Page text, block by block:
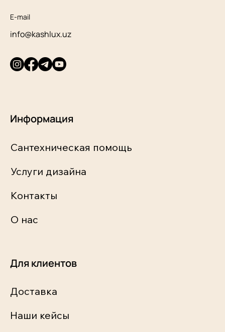
E-mail
info@kashlux.uz
Информация
Сантехническая помощь
Услуги дизайна
Контакты
О нас
Для клиентов
Доставка
Наши кейсы